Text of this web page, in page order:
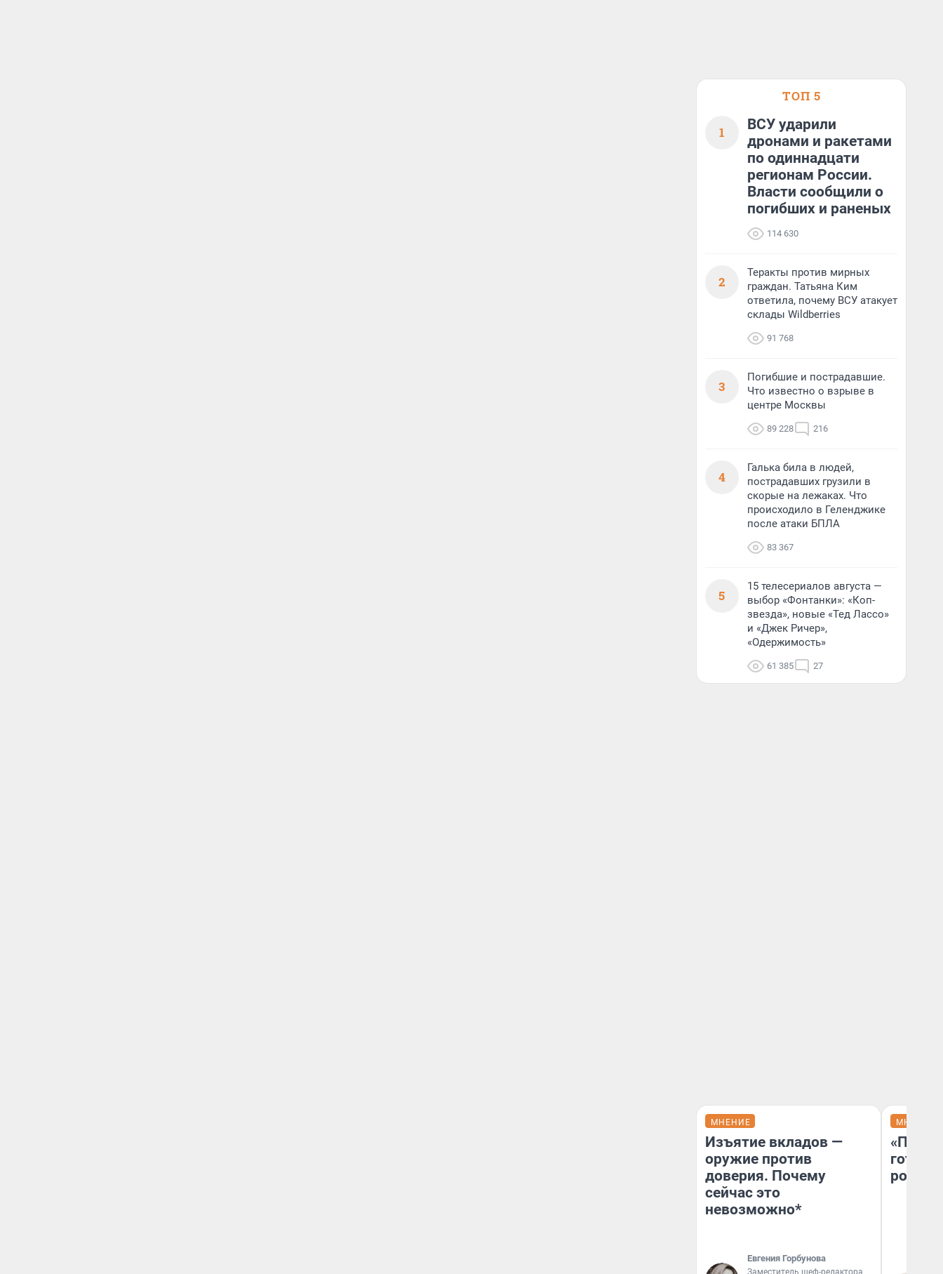
ТОП 5
1
ВСУ ударили
дронами и ракетами
по одиннадцати
регионам России.
Власти сообщили о
погибших и раненых
114 630
2
Теракты против мирных
граждан. Татьяна Ким
ответила, почему ВСУ атакует
склады Wildberries
91 768
3
Погибшие и пострадавшие.
Что известно о взрыве в
центре Москвы
89 228 216
4
Галька била в людей,
пострадавших грузили в
скорые на лежаках. Что
происходило в Геленджике
после атаки БПЛА
83 367
5
15 телесериалов августа —
выбор «Фонтанки»: «Коп-
звезда», новые «Тед Лассо»
и «Джек Ричер»,
«Одержимость»
61 385 27
МНЕНИЕ
Изъятие вкладов —
оружие против
доверия. Почему
сейчас это
невозможно*
Евгения Горбунова
Заместитель шеф-редактора
МНЕНИЕ
готов